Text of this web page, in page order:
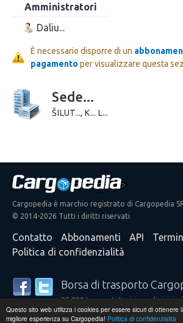
Questo sito web utilizza i cookies per essere sicuri di ottenere
migliore esperienza su Cargopedia! Politica di confidenzialità
Amministratori
Daliu...
È necessario disporre di un
pagamento per visualizzare questa
Sede...
ŠILUT..., K... L...
Cargopedia è marchio registrato di Cargopedia
© 2014-2026 Tutti i diritti riservati
Contatto Abbonamenti API
Politica di confidenzialità
Borsa di trasporto
25.299 trasportatori e
confidano nei nostri servizi